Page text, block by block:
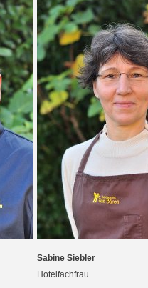
Sabine Siebler
Hotelfachfrau